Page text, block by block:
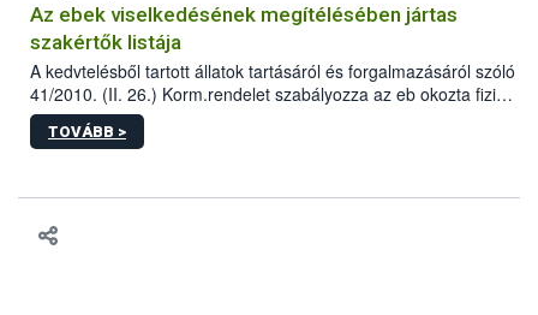
Az ebek viselkedésének megítélésében jártas
szakértők listája
A kedvtelésből tartott állatok tartásáról és forgalmazásáról szóló
41/2010. (II. 26.) Korm.rendelet szabályozza az eb okozta fizikai
sérülés, illetve ennek veszélye keletkezésekor felmerülő
hatósági feladatokat, valamint a veszélyes eb tartását és annak
TOVÁBB >